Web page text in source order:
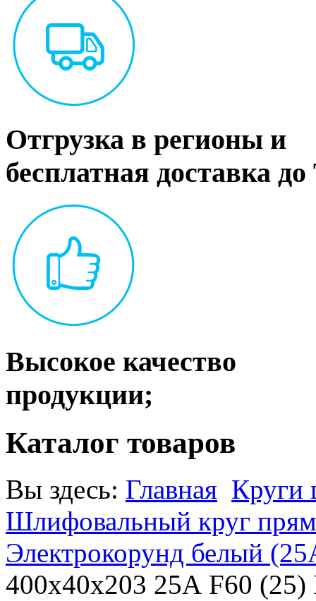
Отгрузка в регионы и
бесплатная доставка
Высокое качество
продукции;
Каталог товаров
Вы здесь: Главная Круги
Шлифовальный круг
Электрокорунд белый
400х40х203 25А F60